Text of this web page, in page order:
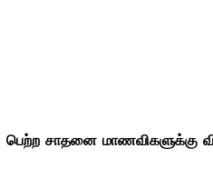
சாதனை மாணவிகளுக்கு